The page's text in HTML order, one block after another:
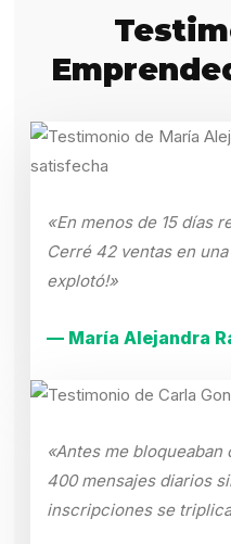
«En menos de 15 días
Cerré 42 ventas en
explotó!»
— María Alejandra
«Antes me bloqueaban
400 mensajes diarios
inscripciones se